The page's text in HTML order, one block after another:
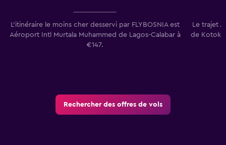
L’itinéraire le moins cher desservi par FLYBOSNIA est
Aéroport Intl Murtala Muhammed de Lagos-Calabar à
€147.
Le trajet
de Kotoka
Rechercher des offres de vols